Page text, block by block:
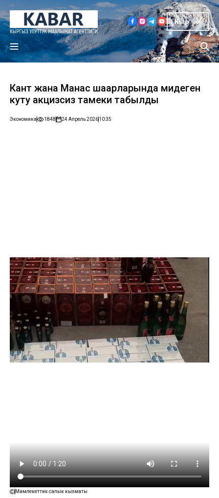
Кыр
Кант жана Манас шаарларында миңдеген
куту акцизсиз тамеки табылды
Экономика 1848 24 Апрель 202610:35
Мамлекеттик салык кызматы